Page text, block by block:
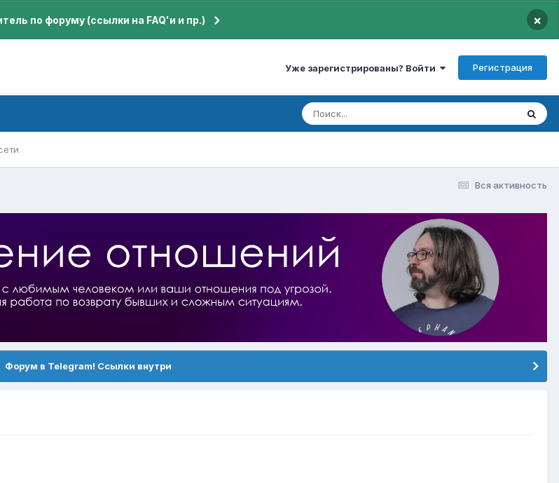
по форуму (ссылки на FAQ'и и пр.) ×
Уже зарегистрированы? Войти Регистрация
Вся активность
Форум в Telegram! Ссылки внутри